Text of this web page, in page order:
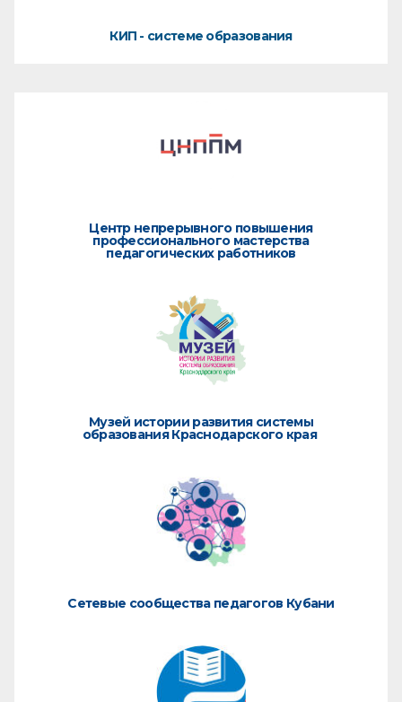
КИП - системе образования
Центр непрерывного повышения
профессионального мастерства
педагогических работников
Музей истории развития системы
образования Краснодарского края
Сетевые сообщества педагогов Кубани